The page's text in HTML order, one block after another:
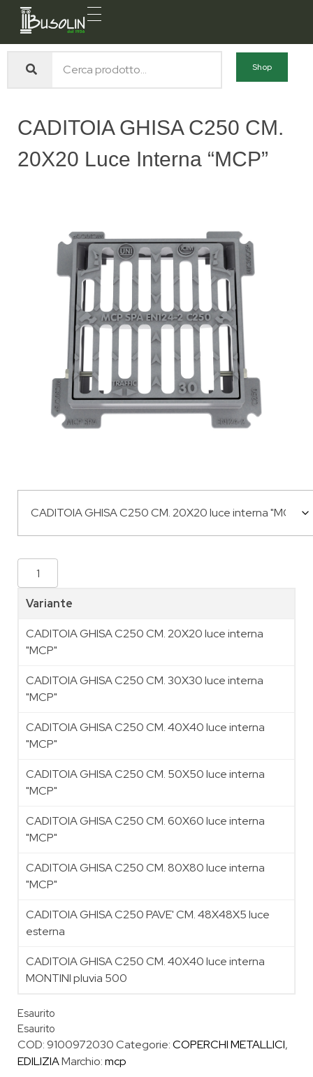
Busolin S.R.L.
Shop
CADITOIA GHISA C250 CM.
20X20 Luce Interna “MCP”
Variante
CADITOIA GHISA C250 CM. 20X20 luce interna
"MCP"
CADITOIA GHISA C250 CM. 30X30 luce interna
"MCP"
CADITOIA GHISA C250 CM. 40X40 luce interna
"MCP"
CADITOIA GHISA C250 CM. 50X50 luce interna
"MCP"
CADITOIA GHISA C250 CM. 60X60 luce interna
"MCP"
CADITOIA GHISA C250 CM. 80X80 luce interna
"MCP"
CADITOIA GHISA C250 PAVE' CM. 48X48X5 luce
esterna
CADITOIA GHISA C250 CM. 40X40 luce interna
MONTINI pluvia 500
Esaurito
Esaurito
COD:9100972030Categorie:COPERCHI METALLICI,
EDILIZIAMarchio:mcp